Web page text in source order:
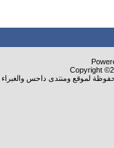
Copyright
لموقع ومنتدى داحس